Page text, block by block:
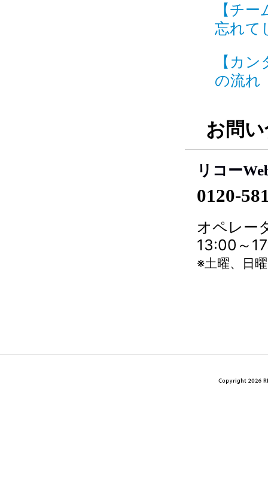
【チ
忘れて
【カ
の流
お問
リコー
0120-
オペレー
13:00～
※土曜、日